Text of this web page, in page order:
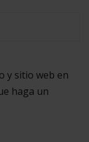
y sitio web en
haga un